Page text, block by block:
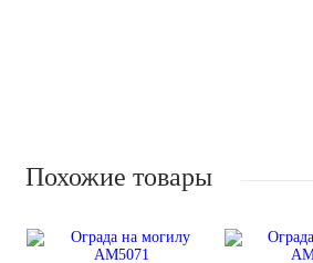
Похожие товары